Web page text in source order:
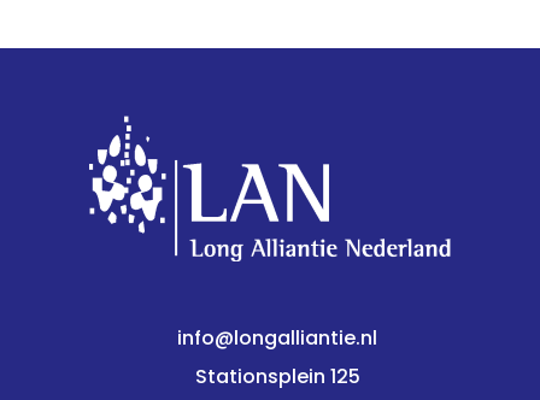
info@longalliantie.nl
Stationsplein 125